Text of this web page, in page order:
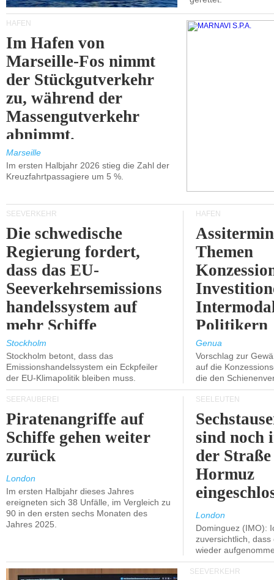
HÄFEN
Im Hafen von
Marseille-Fos nimmt
der Stückgutverkehr
zu, während der
Massengutverkehr
abnimmt.
Marseille
Im ersten Halbjahr 2026 stieg die Zahl der
Kreuzfahrtpassagiere um 5 %.
SEEVERKEHR
Die schwedische
Regierung fordert,
dass das EU-
Seeverkehrsemissions
handelssystem auf
mehr Schiffe
ausgeweitet wird.
Stockholm
Stockholm betont, dass das
Emissionshandelssystem ein Eckpfeiler
der EU-Klimapolitik bleiben muss.
HÄFEN
Themen
Politikern
Genua
Vorschlag zur
auf die
die den
SEERÄUBEREI
Piratenangriffe auf
Schiffe gehen weiter
zurück
London
Im ersten Halbjahr dieses Jahres
ereigneten sich 38 Unfälle, im Vergleich zu
90 in den ersten sechs Monaten des
Jahres 2025.
SEELEUTEN
sind noch
der
Hormuz
London
Dominguez (IMO):
zuversichtlich,
wieder
SEEVERKEHR